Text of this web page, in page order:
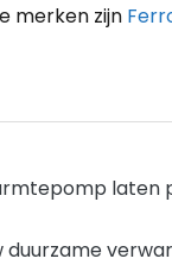
merken zijn
laten
duurzame